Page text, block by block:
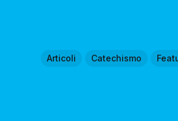
Articoli Catechismo